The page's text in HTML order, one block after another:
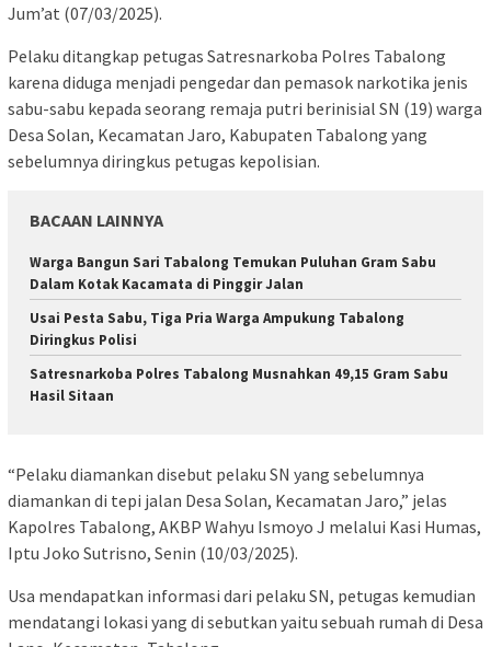
Jum’at (07/03/2025).
Pelaku ditangkap petugas Satresnarkoba Polres Tabalong
karena diduga menjadi pengedar dan pemasok narkotika jenis
sabu-sabu kepada seorang remaja putri berinisial SN (19) warga
Desa Solan, Kecamatan Jaro, Kabupaten Tabalong yang
sebelumnya diringkus petugas kepolisian.
BACAAN LAINNYA
Warga Bangun Sari Tabalong Temukan Puluhan Gram Sabu
Dalam Kotak Kacamata di Pinggir Jalan
Usai Pesta Sabu, Tiga Pria Warga Ampukung Tabalong
Diringkus Polisi
Satresnarkoba Polres Tabalong Musnahkan 49,15 Gram Sabu
Hasil Sitaan
“Pelaku diamankan disebut pelaku SN yang sebelumnya
diamankan di tepi jalan Desa Solan, Kecamatan Jaro,” jelas
Kapolres Tabalong, AKBP Wahyu Ismoyo J melalui Kasi Humas,
Iptu Joko Sutrisno, Senin (10/03/2025).
Usa mendapatkan informasi dari pelaku SN, petugas kemudian
mendatangi lokasi yang di sebutkan yaitu sebuah rumah di Desa